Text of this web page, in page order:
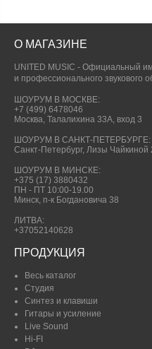
О МАГАЗИНЕ
UNITED MUSIC - Официальный
и профессионального звукового
ШОУРУМ В МОСКВЕ:
+7 (499) 6478046
Москва, Талалихина 33А, вход 3
ШОУРУМ В САНКТ-ПЕТЕРБУРГЕ:
Санкт-Петербург, Лизы Чайкиной
ШОУРУМ В МИНСКЕ:
+375 (17) 3880432
ПН - ПТ 10:00-19.00
Минск, п-к Богдановича 38
ЛИТВА:
+37052140628
ПРОДУКЦИЯ
Весь каталог
Студия
Синтез и клавиши
Гитары и усиление
Live Sound
Hi-FI